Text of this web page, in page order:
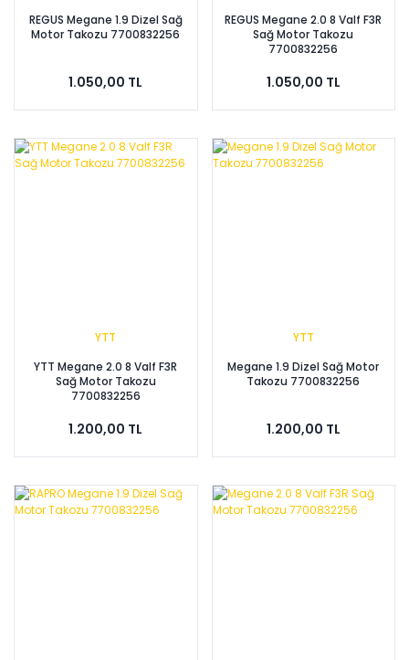
REGUS Megane 1.9 Dizel Sağ
Motor Takozu 7700832256
1.050,00 TL
REGUS Megane 2.0 8 Valf F3R
Sağ Motor Takozu
7700832256
1.050,00 TL
YTT
YTT Megane 2.0 8 Valf F3R
Sağ Motor Takozu
7700832256
1.200,00 TL
YTT
Megane 1.9 Dizel Sağ Motor
Takozu 7700832256
1.200,00 TL